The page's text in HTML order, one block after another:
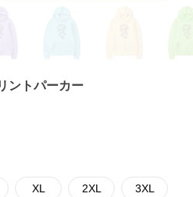
ントパーカー
XL 2XL 3XL